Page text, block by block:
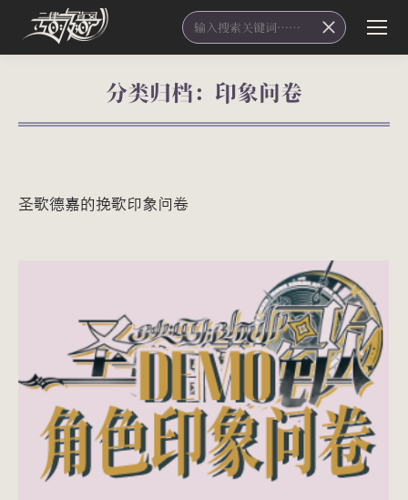
Search:
分类归档： 印象问卷
您在这里：
圣歌德嘉的挽歌印象问卷